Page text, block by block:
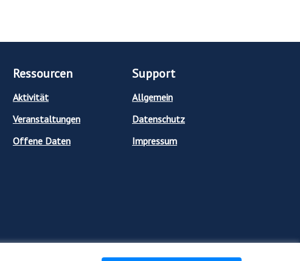
Ressourcen
Aktivität
Veranstaltungen
Offene Daten
Support
Allgemein
Datenschutz
Impressum